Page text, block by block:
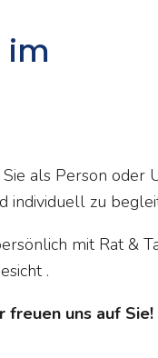
im
als Person oder
individuell zu
mit Rat &
.
freuen uns auf Sie!